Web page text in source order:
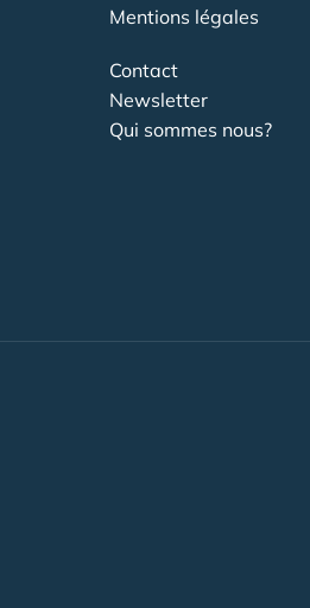
Mentions légales
Contact
Newsletter
Qui sommes nous?